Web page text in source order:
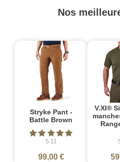
Nos
Stryke Pant -
Battle Brown
5.11
99,00 €
V.XI®